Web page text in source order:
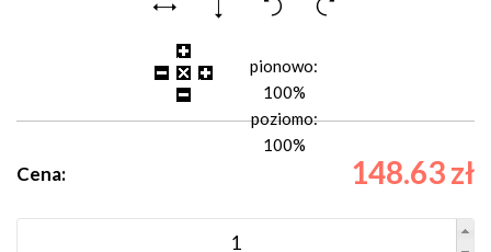
pionowo:
100%
poziomo:
100%
Cena: 148.63 zł